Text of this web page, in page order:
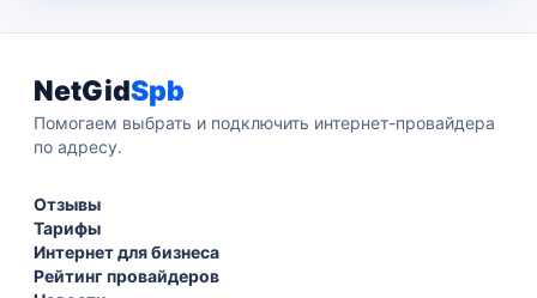
NetGidSpb
Помогаем выбрать и подключить интернет-провайдера
по адресу.
Отзывы
Тарифы
Интернет для бизнеса
Рейтинг провайдеров